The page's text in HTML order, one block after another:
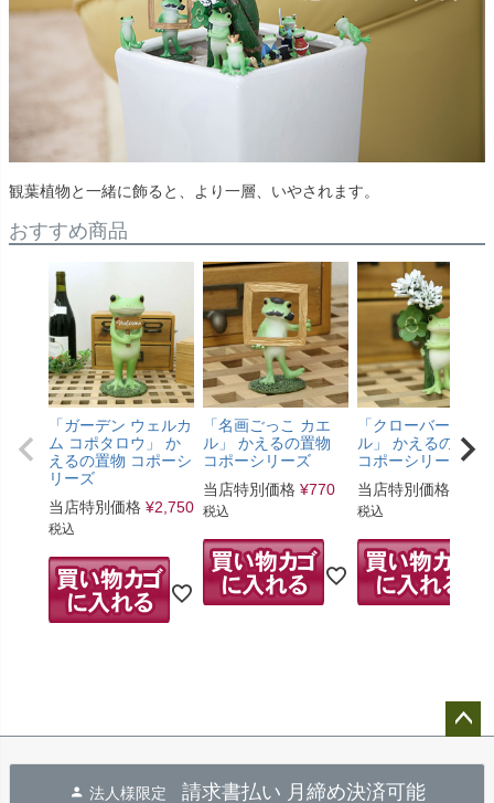
観葉植物と一緒に飾ると、より一層、いやされます。
おすすめ商品
「ガーデン ウェルカ
ム コポタロウ」 か
えるの置物 コポーシ
リーズ
当店特別価格 ¥2,750
税込
「名画ごっこ カエ
ル」 かえるの置物
コポーシリーズ
当店特別価格 ¥770
税込
「クローバーとカ
ル」 かえるの置物
コポーシリーズ
当店特別価格
税込
法人様限定 請求書払い 月締め決済可能